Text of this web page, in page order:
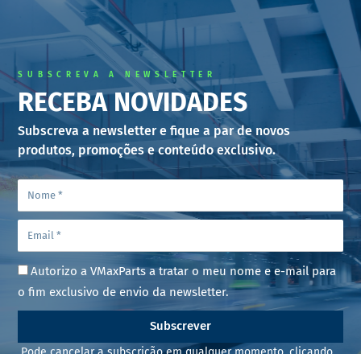
SUBSCREVA A NEWSLETTER
RECEBA NOVIDADES
Subscreva a newsletter e fique a par de novos
produtos, promoções e conteúdo exclusivo.
Autorizo a VMaxParts a tratar o meu nome e e-mail para
o fim exclusivo de envio da newsletter.
Subscrever